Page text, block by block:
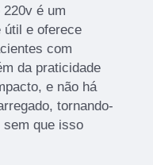
é um
útil e oferece
com
da praticidade
e não há
tornando-
que isso